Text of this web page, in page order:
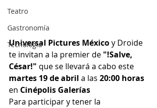
Teatro
Gastronomía
Tecnología
Universal Pictures México y Droide
te invitan a la premier de "!Salve,
César!" que se llevará a cabo este
martes 19 de abril a las 20:00 horas
en Cinépolis Galerías
Para participar y tener la